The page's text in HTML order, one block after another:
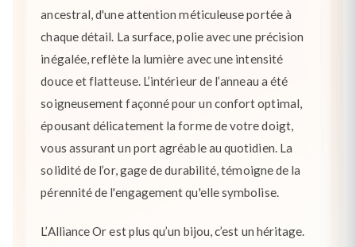
ancestral, d'une attention méticuleuse portée à
chaque détail. La surface, polie avec une précision
inégalée, reflète la lumière avec une intensité
douce et flatteuse. L’intérieur de l’anneau a été
soigneusement façonné pour un confort optimal,
épousant délicatement la forme de votre doigt,
vous assurant un port agréable au quotidien. La
solidité de l’or, gage de durabilité, témoigne de la
pérennité de l'engagement qu'elle symbolise.
L’Alliance Or est plus qu’un bijou, c’est un héritage.